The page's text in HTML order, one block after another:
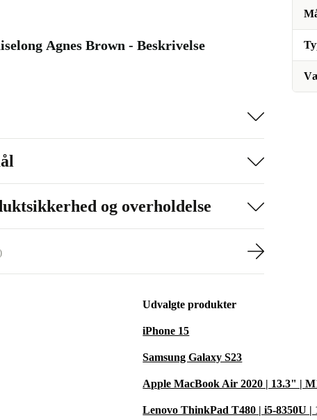
Agnes Brown - Beskrivelse
og overholdelse
Udvalgte produkter
iPhone 15
Samsung Galaxy S23
Apple MacBook Air 2020 | 13.3" |
Lenovo ThinkPad T480 | i5-8350U |